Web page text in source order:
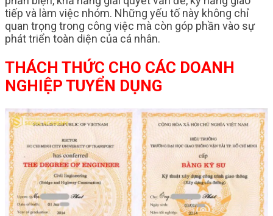
tiếp và làm việc nhóm. Những yếu tố này không chỉ
quan trọng trong công việc mà còn góp phần vào sự
phát triển toàn diện của cá nhân.
THÁCH THỨC CHO CÁC DOANH
NGHIỆP TUYỂN DỤNG